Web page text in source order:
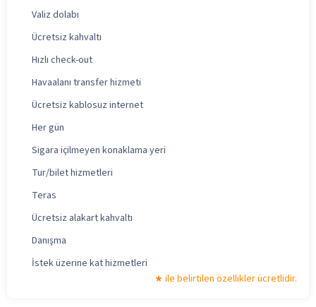
Valiz dolabı
Ücretsiz kahvaltı
Hızlı check-out
Havaalanı transfer hizmeti
Ücretsiz kablosuz internet
Her gün
Sigara içilmeyen konaklama yeri
Tur/bilet hizmetleri
Teras
Ücretsiz alakart kahvaltı
Danışma
İstek üzerine kat hizmetleri
ile belirtilen özellikler ücretlidir.